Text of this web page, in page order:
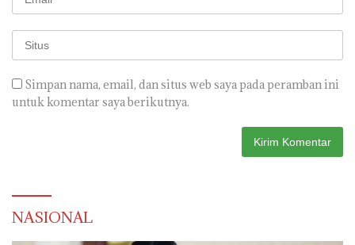
Simpan nama, email, dan situs web saya pada peramban ini
untuk komentar saya berikutnya.
NASIONAL